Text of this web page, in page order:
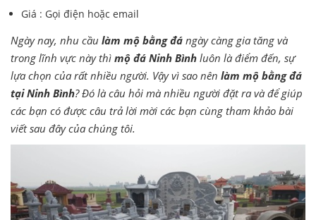
Giá : Gọi điện hoặc email
Ngày nay, nhu cầu làm mộ bằng đá ngày càng gia tăng và
trong lĩnh vực này thì mộ đá Ninh Bình luôn là điểm đến, sự
lựa chọn của rất nhiều người. Vậy vì sao nên làm mộ bằng đá
tại Ninh Bình? Đó là câu hỏi mà nhiều người đặt ra và để giúp
các bạn có được câu trả lời mời các bạn cùng tham khảo bài
viết sau đây của chúng tôi.